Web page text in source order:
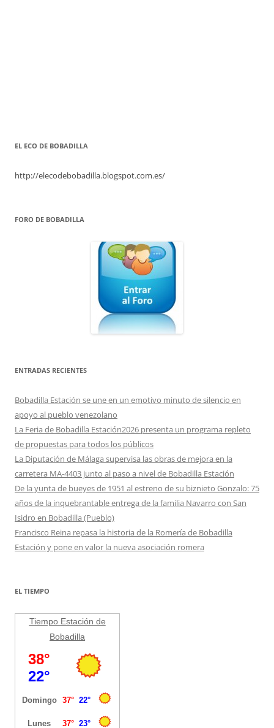
EL ECO DE BOBADILLA
http://elecodebobadilla.blogspot.com.es/
FORO DE BOBADILLA
ENTRADAS RECIENTES
Bobadilla Estación se une en un emotivo minuto de silencio en
apoyo al pueblo venezolano
La Feria de Bobadilla Estación2026 presenta un programa repleto
de propuestas para todos los públicos
La Diputación de Málaga supervisa las obras de mejora en la
carretera MA-4403 junto al paso a nivel de Bobadilla Estación
De la yunta de bueyes de 1951 al estreno de su biznieto Gonzalo: 75
años de la inquebrantable entrega de la familia Navarro con San
Isidro en Bobadilla (Pueblo)
Francisco Reina repasa la historia de la Romería de Bobadilla
Estación y pone en valor la nueva asociación romera
EL TIEMPO
Tiempo Estación de
Bobadilla